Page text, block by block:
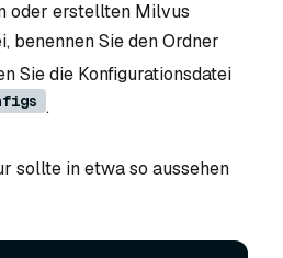
oder erstellten Milvus
benennen Sie den Ordner
Sie die Konfigurationsdatei
.
sollte in etwa so aussehen